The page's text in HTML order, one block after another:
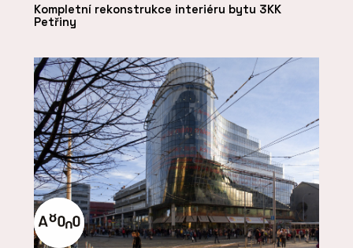
Kompletní rekonstrukce interiéru bytu 3KK
Petřiny